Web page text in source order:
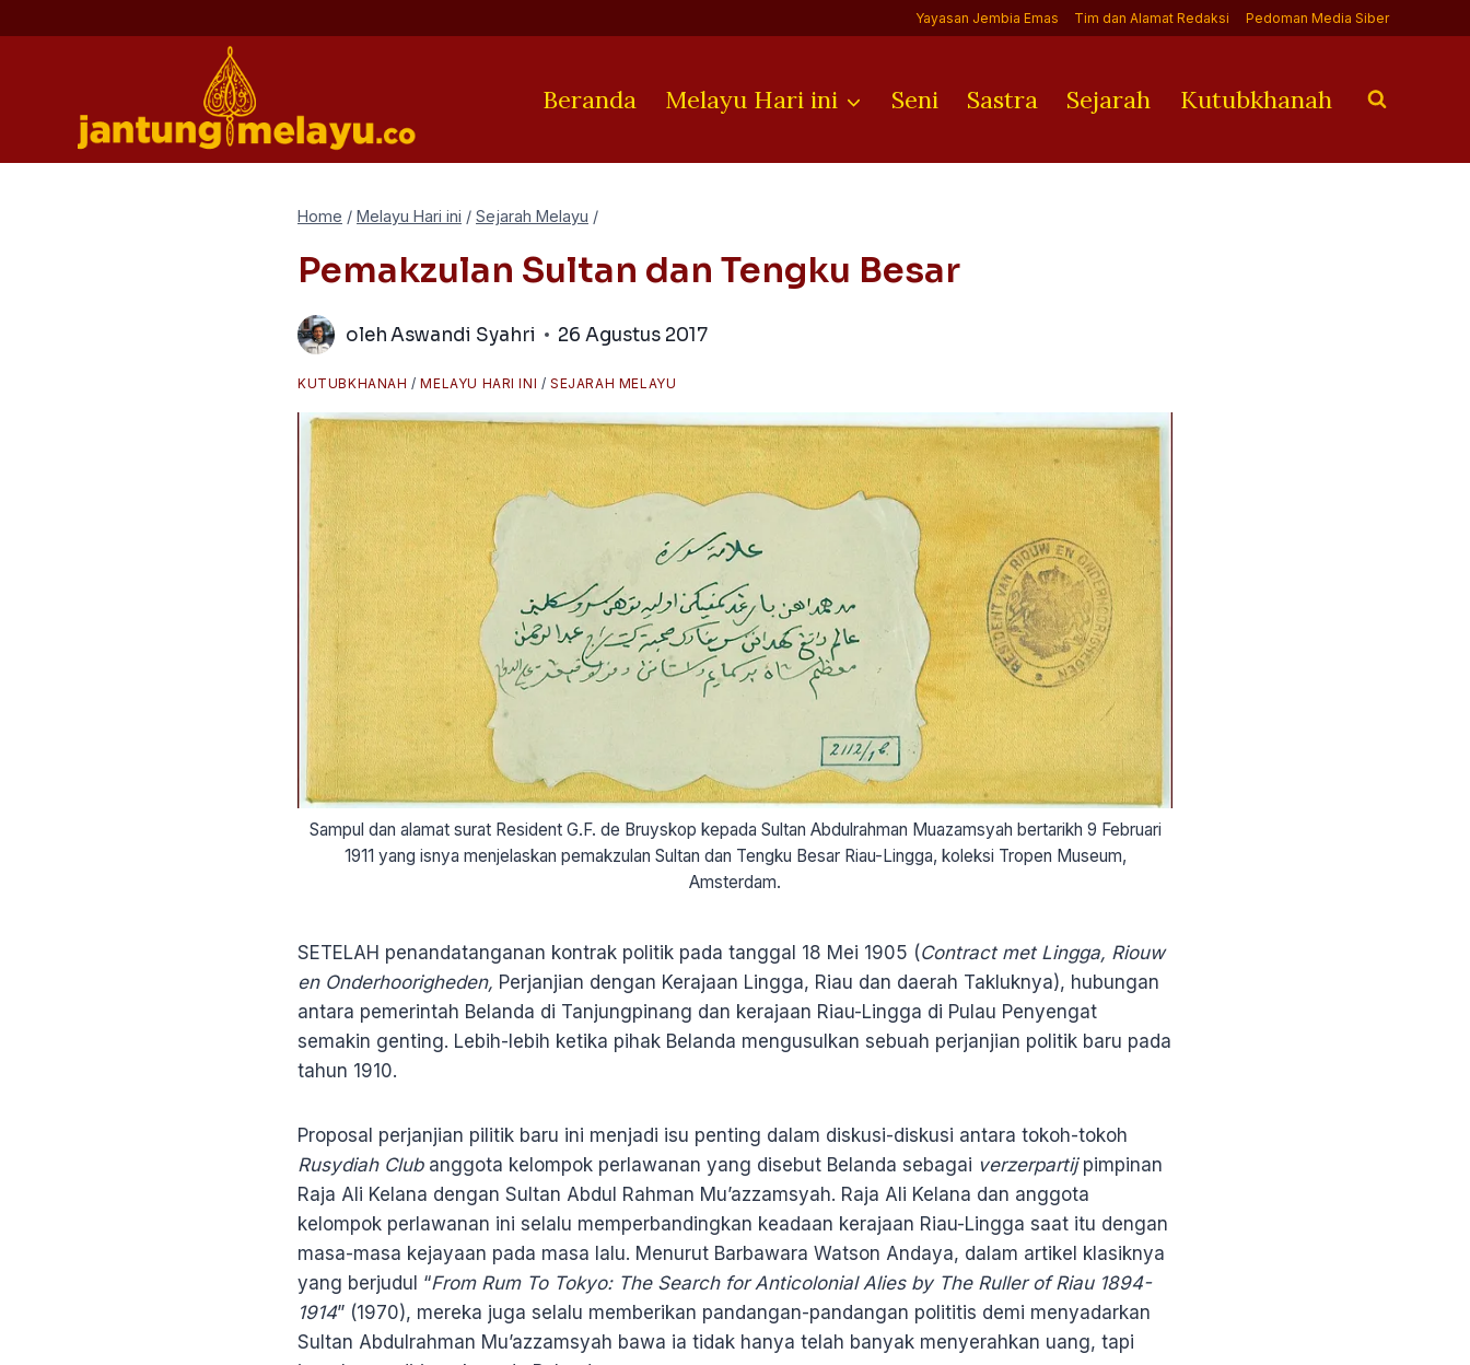
to
Yayasan Jembia Emas Tim dan Alamat Redaksi Pedoman Media Siber
Beranda Melayu Hari ini Seni Sastra Sejarah Kutubkhanah
Home / Melayu Hari ini / Sejarah Melayu /
Pemakzulan Sultan dan Tengku Besar
olehAswandi Syahri 26 Agustus 2017
KUTUBKHANAH /MELAYU HARI INI /SEJARAH MELAYU
Sampul dan alamat surat Resident G.F. de Bruyskop kepada Sultan Abdulrahman Muazamsyah bertarikh 9 Februari
1911 yang isnya menjelaskan pemakzulan Sultan dan Tengku Besar Riau-Lingga, koleksi Tropen Museum,
Amsterdam.
SETELAH penandatanganan kontrak politik pada tanggal 18 Mei 1905 (Contract met Lingga, Riouw
en Onderhoorigheden, Perjanjian dengan Kerajaan Lingga, Riau dan daerah Takluknya), hubungan
antara pemerintah Belanda di Tanjungpinang dan kerajaan Riau-Lingga di Pulau Penyengat
semakin genting. Lebih-lebih ketika pihak Belanda mengusulkan sebuah perjanjian politik baru pada
tahun 1910.
Proposal perjanjian pilitik baru ini menjadi isu penting dalam diskusi-diskusi antara tokoh-tokoh
Rusydiah Clubanggota kelompok perlawanan yang disebut Belanda sebagai verzerpartij pimpinan
Raja Ali Kelana dengan Sultan Abdul Rahman Mu’azzamsyah. Raja Ali Kelana dan anggota
kelompok perlawanan ini selalu memperbandingkan keadaan kerajaan Riau-Lingga saat itu dengan
masa-masa kejayaan pada masa lalu. Menurut Barbawara Watson Andaya, dalam artikel klasiknya
yang berjudul “From Rum To Tokyo: The Search for Anticolonial Alies by The Ruller of Riau 1894-
1914” (1970), mereka juga selalu memberikan pandangan-pandangan polititis demi menyadarkan
Sultan Abdulrahman Mu’azzamsyah bawa ia tidak hanya telah banyak menyerahkan uang, tapi